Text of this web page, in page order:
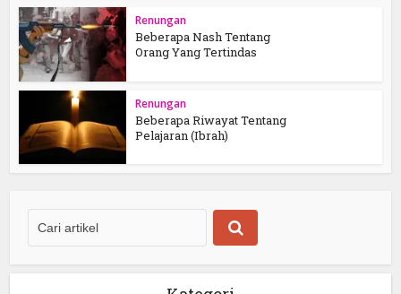
Renungan
Beberapa Nash Tentang
Orang Yang Tertindas
Renungan
Beberapa Riwayat Tentang
Pelajaran (Ibrah)